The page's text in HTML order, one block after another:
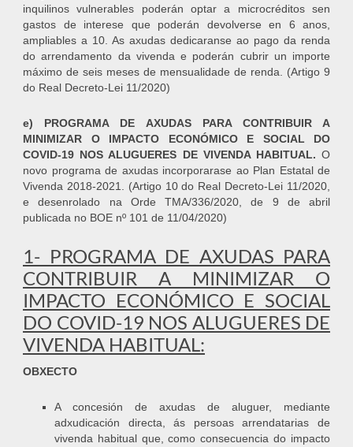
inquilinos vulnerables poderán optar a microcréditos sen
gastos de interese que poderán devolverse en 6 anos,
ampliables a 10. As axudas dedicaranse ao pago da renda
do arrendamento da vivenda e poderán cubrir un importe
máximo de seis meses de mensualidade de renda. (Artigo 9
do Real Decreto-Lei 11/2020)
e) PROGRAMA DE AXUDAS PARA CONTRIBUIR A
MINIMIZAR O IMPACTO ECONÓMICO E SOCIAL DO
COVID-19 NOS ALUGUERES DE VIVENDA HABITUAL. O
novo programa de axudas incorporarase ao Plan Estatal de
Vivenda 2018-2021. (Artigo 10 do Real Decreto-Lei 11/2020,
e desenrolado na Orde TMA/336/2020, de 9 de abril
publicada no BOE nº 101 de 11/04/2020)
1- PROGRAMA DE AXUDAS PARA
CONTRIBUIR A MINIMIZAR O
IMPACTO ECONÓMICO E SOCIAL
DO COVID-19 NOS ALUGUERES DE
VIVENDA HABITUAL:
OBXECTO
A concesión de axudas de aluguer, mediante
adxudicación directa, ás persoas arrendatarias de
vivenda habitual que, como consecuencia do impacto